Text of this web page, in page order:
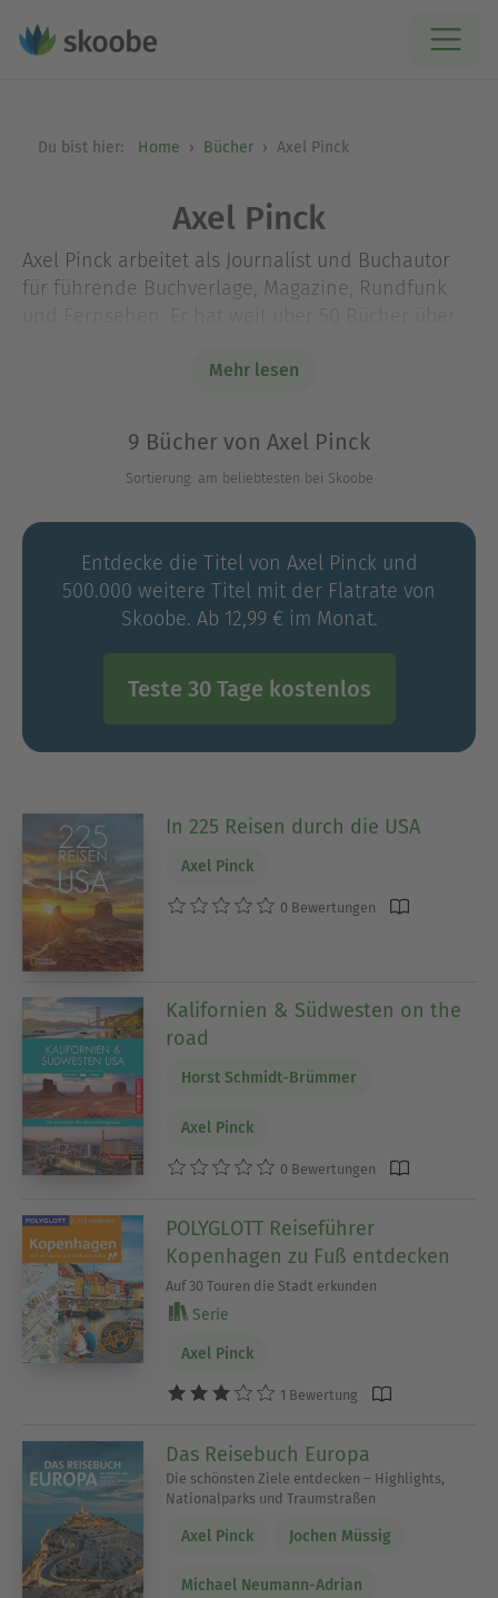
Du bist hier: Home Bücher Axel Pinck
Axel Pinck
Axel Pinck arbeitet als Journalist und Buchautor
für führende Buchverlage, Magazine, Rundfunk
Nordamerika publiziert. Zwischen seinen Reisen
Mehr lesen
9 Bücher von Axel Pinck
Sortierung: am beliebtesten bei Skoobe
Entdecke die Titel von Axel Pinck und
500.000 weitere Titel mit der Flatrate von
Skoobe. Ab 12,99 € im Monat.
Teste 30 Tage kostenlos
In 225 Reisen durch die USA
Axel Pinck
0 Bewertungen
Kalifornien & Südwesten on the
road
Horst Schmidt-Brümmer
Axel Pinck
0 Bewertungen
POLYGLOTT Reiseführer
Kopenhagen zu Fuß entdecken
Auf 30 Touren die Stadt erkunden
Serie
Axel Pinck
1 Bewertung
Das Reisebuch Europa
Die schönsten Ziele entdecken – Highlights,
Nationalparks und Traumstraßen
Axel Pinck Jochen Müssig
Michael Neumann-Adrian